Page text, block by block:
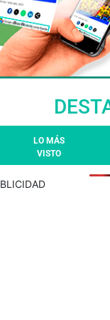
LO MÁS
VISTO